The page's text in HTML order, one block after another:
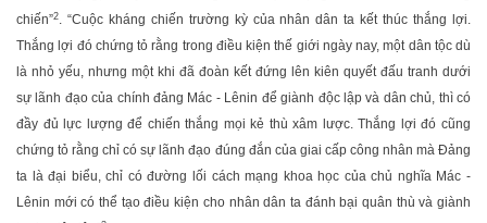
chiến”2. “Cuộc kháng chiến trường kỳ của nhân dân ta kết thúc thắng lợi.
Thắng lợi đó chứng tỏ rằng trong điều kiện thế giới ngày nay, một dân tộc dù
là nhỏ yếu, nhưng một khi đã đoàn kết đứng lên kiên quyết đấu tranh dưới
sự lãnh đạo của chính đảng Mác - Lênin để giành độc lập và dân chủ, thì có
đầy đủ lực lượng để chiến thắng mọi kẻ thù xâm lược. Thắng lợi đó cũng
chứng tỏ rằng chỉ có sự lãnh đạo đúng đắn của giai cấp công nhân mà Đảng
ta là đại biểu, chỉ có đường lối cách mạng khoa học của chủ nghĩa Mác -
Lênin mới có thể tạo điều kiện cho nhân dân ta đánh bại quân thù và giành